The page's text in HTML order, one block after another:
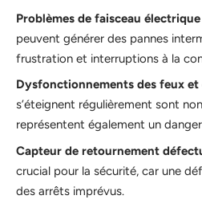
Problèmes de faisceau
peuvent générer des pannes
frustration et interruptions à la
Dysfonctionnements des feux
s’éteignent régulièrement sont
représentent également un
Capteur de retournement
crucial pour la sécurité, car une
des arrêts imprévus.